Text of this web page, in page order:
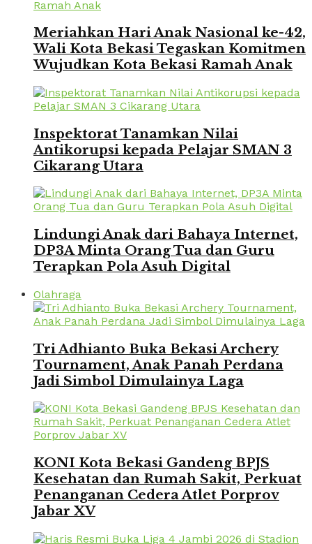
Meriahkan Hari Anak Nasional ke-42,
Wali Kota Bekasi Tegaskan Komitmen
Wujudkan Kota Bekasi Ramah Anak
Inspektorat Tanamkan Nilai
Antikorupsi kepada Pelajar SMAN 3
Cikarang Utara
Lindungi Anak dari Bahaya Internet,
DP3A Minta Orang Tua dan Guru
Terapkan Pola Asuh Digital
Olahraga
Tri Adhianto Buka Bekasi Archery
Tournament, Anak Panah Perdana
Jadi Simbol Dimulainya Laga
KONI Kota Bekasi Gandeng BPJS
Kesehatan dan Rumah Sakit, Perkuat
Penanganan Cedera Atlet Porprov
Jabar XV